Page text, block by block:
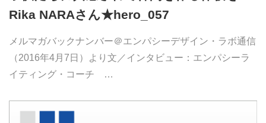
Rika NARAさん★hero_057
メルマガバックナンバー＠エンパシーデザイン・ラボ通信
（2016年4月7日）より文／インタビュー：エンパシーラ
イティング・コーチ …